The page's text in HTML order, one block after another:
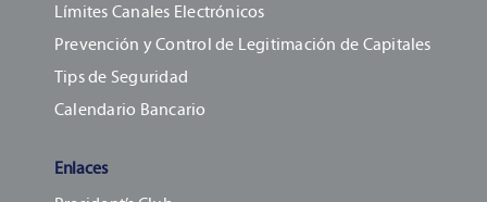
Límites Canales Electrónicos
Prevención y Control de Legitimación de Capitales
Tips de Seguridad
Calendario Bancario
Enlaces